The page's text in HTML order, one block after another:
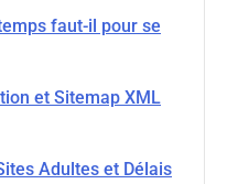
faut-il pour se
et Sitemap XML
Adultes et Délais